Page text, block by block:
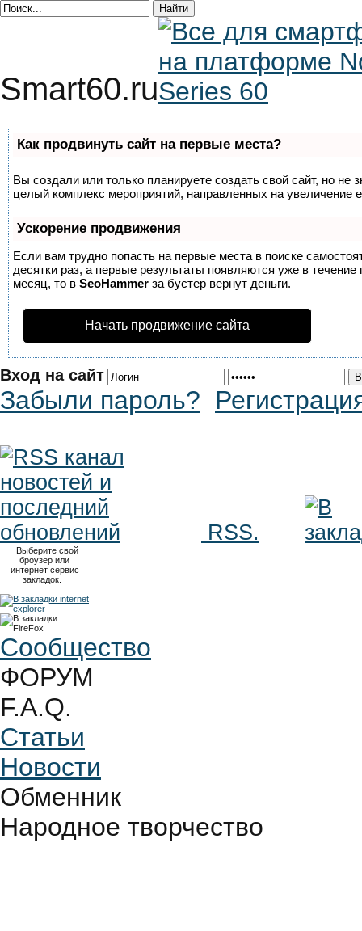
Smart60.ru
Как продвинуть сайт на первые места?
Вы создали или только планируете создать свой сайт, но не
целый комплекс мероприятий, направленных на увеличение
Ускорение продвижения
Если вам трудно попасть на первые места в поиске
десятки раз, а первые результаты появляются уже в
месяц, то в SeoHammer за бустер вернут деньги.
Начать продвижение сайта
Вход на сайт
Забыли пароль?
RSS.
Выберите свой
броузер или
интернет сервис
закладок.
Сообщество
ФОРУМ
F.A.Q.
Статьи
Новости
Обменник
Народное творчество